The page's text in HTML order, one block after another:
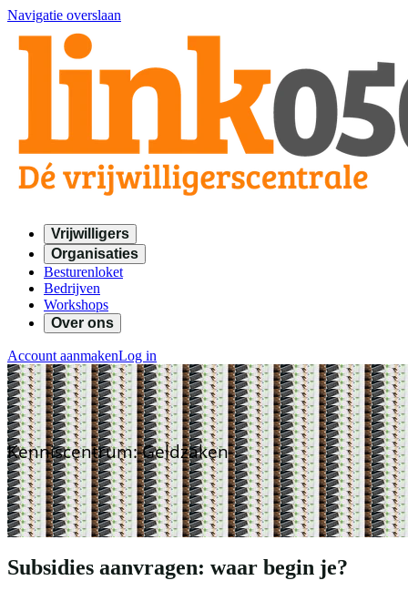
Navigatie overslaan
Vrijwilligers
Organisaties
Besturenloket
Bedrijven
Workshops
Over ons
Account aanmakenLog in
Kenniscentrum: Geldzaken
Subsidies aanvragen: waar begin je?